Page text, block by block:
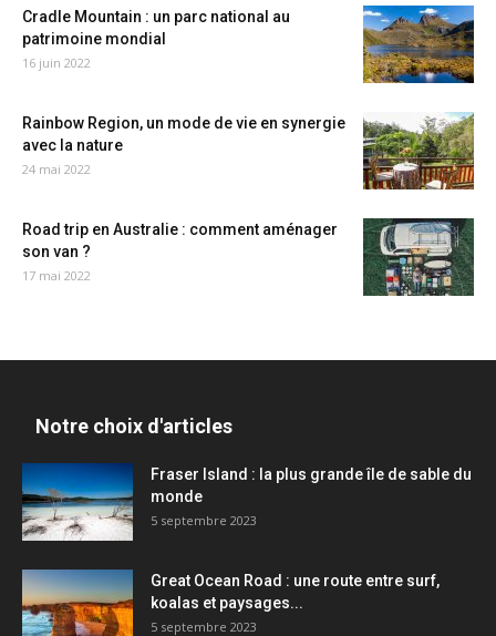
Cradle Mountain : un parc national au
patrimoine mondial
16 juin 2022
Rainbow Region, un mode de vie en synergie
avec la nature
24 mai 2022
Road trip en Australie : comment aménager
son van ?
17 mai 2022
Notre choix d'articles
Fraser Island : la plus grande île de sable du
monde
5 septembre 2023
Great Ocean Road : une route entre surf,
koalas et paysages...
5 septembre 2023